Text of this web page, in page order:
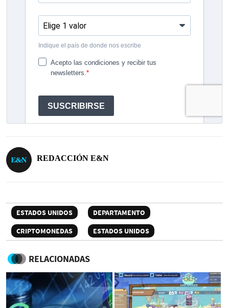
REDACCIÓN E&N
ESTADOS UNIDOS
DEPARTAMENTO
CRIPTOMONEDAS
ESTADOS UNIDOS
RELACIONADAS